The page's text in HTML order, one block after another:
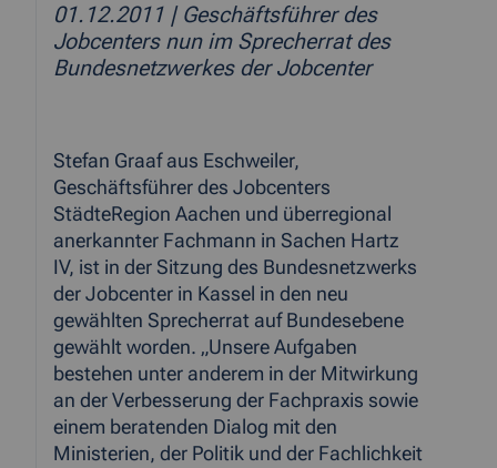
01.12.2011 | Geschäftsführer des
Jobcenters nun im Sprecherrat des
Bundesnetzwerkes der Jobcenter
Stefan Graaf aus Eschweiler,
Geschäftsführer des Jobcenters
StädteRegion Aachen und überregional
anerkannter Fachmann in Sachen Hartz
IV, ist in der Sitzung des Bundesnetzwerks
der Jobcenter in Kassel in den neu
gewählten Sprecherrat auf Bundesebene
gewählt worden. „Unsere Aufgaben
bestehen unter anderem in der Mitwirkung
an der Verbesserung der Fachpraxis sowie
einem beratenden Dialog mit den
Ministerien, der Politik und der Fachlichkeit